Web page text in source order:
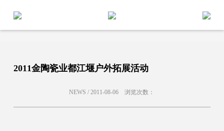
2011金陶瓷业都江堰户外拓展活动
NEWS /2011-08-06 浏览次数：